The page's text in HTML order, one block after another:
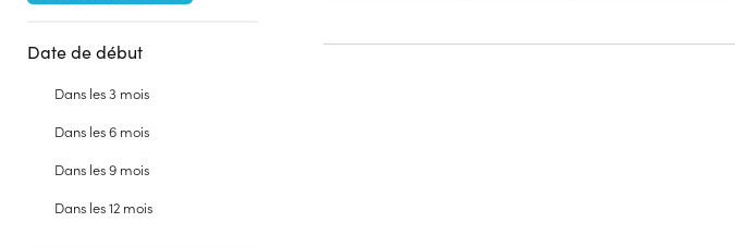
Date de début
Dans les 3 mois
Dans les 6 mois
Dans les 9 mois
Dans les 12 mois